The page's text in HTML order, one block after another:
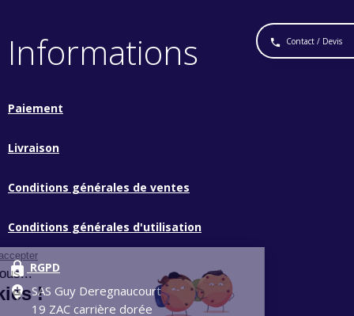
phone Contact / Devis
Informations
Paiement
Livraison
Conditions générales de ventes
Conditions générales d'utilisation
lock RGPD
add_location SAS Guy Deregnaucourt
19 ZAC carrière dorée